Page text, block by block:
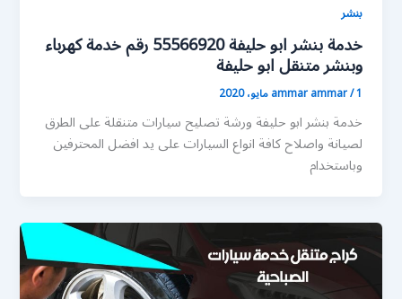
بنشر
خدمة بنشر ابو حليفة 55566920 رقم خدمة كهرباء
وبنشر متنقل ابو حليفة
ammar ammar/1 مايو، 2020
خدمة بنشر ابو حليفة ورشة تصليح سيارات متنقلة على الطرق
لصيانة واصلاح كافة انواع السيارات على يد افضل المحترفين
وباستخدام